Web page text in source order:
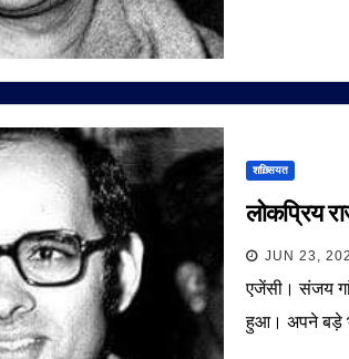
शख़्सियत
लोकप्रिय
JUN 23,
एजेंसी। संजय
हुआ। अपने बड़े